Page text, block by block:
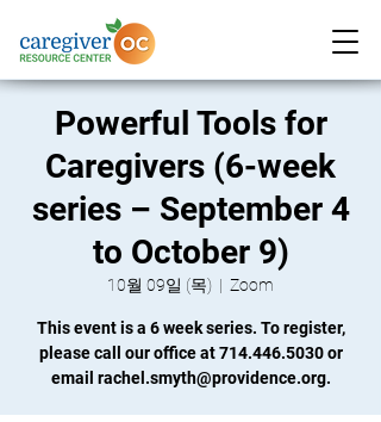
Powerful Tools for
Caregivers (6-week
series – September 4
to October 9)
10월 09일 (목)
  |
Zoom
This event is a 6 week series. To register,
please call our office at 714.446.5030 or
email rachel.smyth@providence.org.